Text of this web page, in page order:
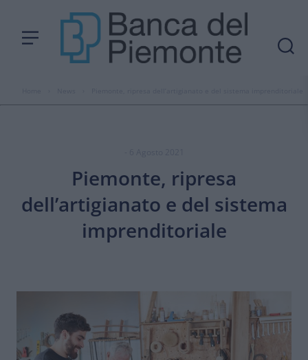
Piemonte, ripresa
dell’artigianato e del sistema
imprenditoriale